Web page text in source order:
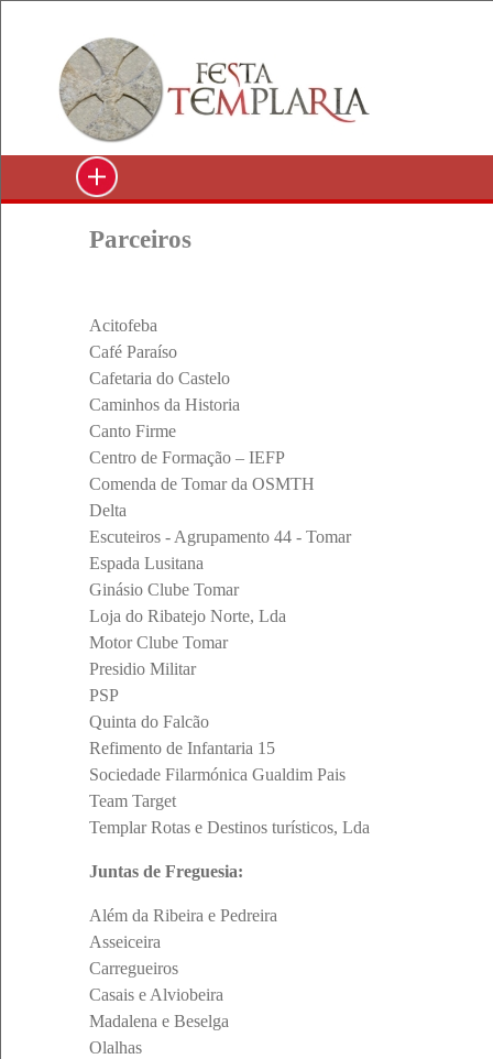
Parceiros
Acitofeba
Café Paraíso
Cafetaria do Castelo
Caminhos da Historia
Canto Firme
Centro de Formação – IEFP
Comenda de Tomar da OSMTH
Delta
Escuteiros - Agrupamento 44 - Tomar
Espada Lusitana
Ginásio Clube Tomar
Loja do Ribatejo Norte, Lda
Motor Clube Tomar
Presidio Militar
PSP
Quinta do Falcão
Refimento de Infantaria 15
Sociedade Filarmónica Gualdim Pais
Team Target
Templar Rotas e Destinos turísticos, Lda
Juntas de Freguesia:
Além da Ribeira e Pedreira
Asseiceira
Carregueiros
Casais e Alviobeira
Madalena e Beselga
Olalhas